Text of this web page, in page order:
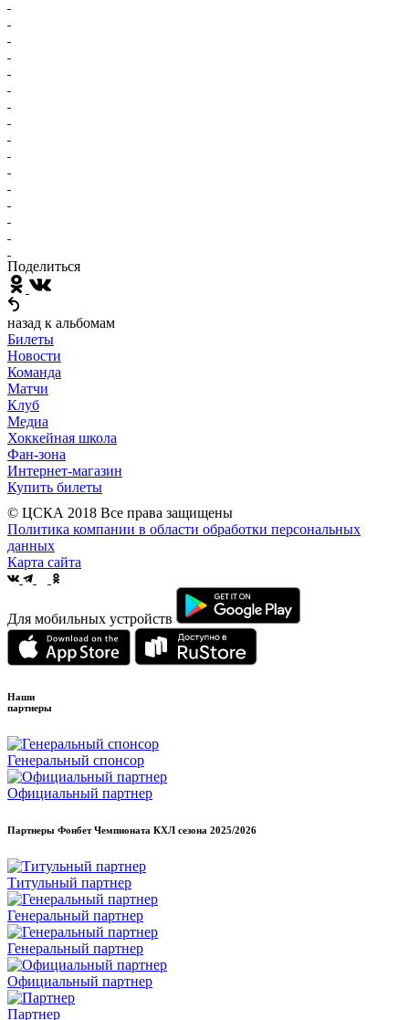
Поделиться
назад к альбомам
Билеты
Новости
Команда
Матчи
Клуб
Медиа
Хоккейная школа
Фан-зона
Интернет-магазин
Купить билеты
© ЦСКА 2018 Все права защищены
Политика компании в области обработки персональных
данных
Карта сайта
Для мобильных устройств
Наши
партнеры
Генеральный спонсор
Официальный партнер
Партнеры Фонбет Чемпионата КХЛ сезона 2025/2026
Титульный партнер
Генеральный партнер
Генеральный партнер
Официальный партнер
Партнер